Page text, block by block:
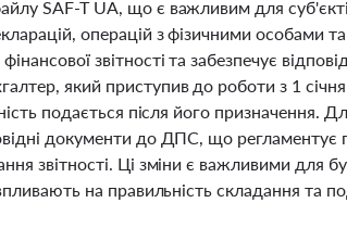
SAF-T UA, що є важливим для
операцій з фізичними особами
звітності та забезпечує
який приступив до роботи з 1
подається після його
документи до ДПС, що регламентує
звітності. Ці зміни є важливими для
на правильність складання та